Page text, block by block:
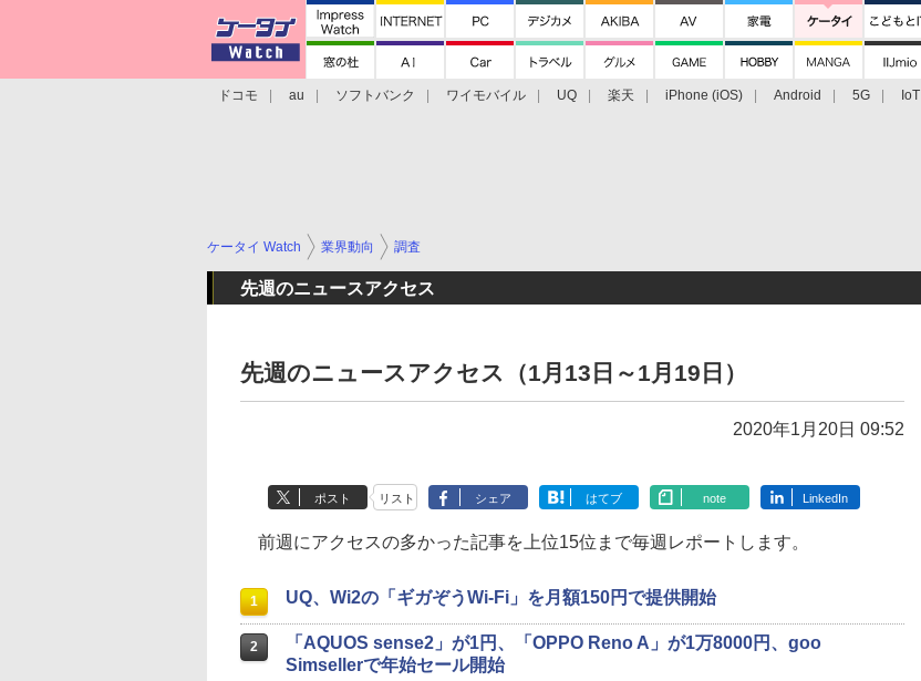
ドコモ au ソフトバンク ワイモバイル UQ 楽天 iPhone (iOS) Android 5G IoT
ケータイ Watch 業界動向 調査
先週のニュースアクセス
先週のニュースアクセス（1月13日～1月19日）
2020年1月20日 09:52
ポスト リスト シェア はてブ note LinkedIn
前週にアクセスの多かった記事を上位15位まで毎週レポートします。
1 UQ、Wi2の「ギガぞうWi-Fi」を月額150円で提供開始
2
「AQUOS sense2」が1円、「OPPO Reno A」が1万8000円、goo
Simsellerで年始セール開始